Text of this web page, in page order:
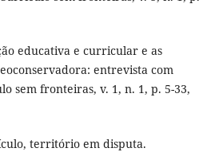
educativa e curricular e as
entrevista com
sem fronteiras, v. 1, n. 1, p. 5-33,
território em disputa.